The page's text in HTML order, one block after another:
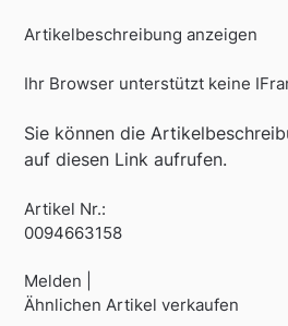
Artikelbeschreibung anzeigen
Ihr Browser unterstützt keine
Sie können die
auf diesen Link aufrufen.
Artikel Nr.:
0094663158
Melden |
Ähnlichen Artikel verkaufen